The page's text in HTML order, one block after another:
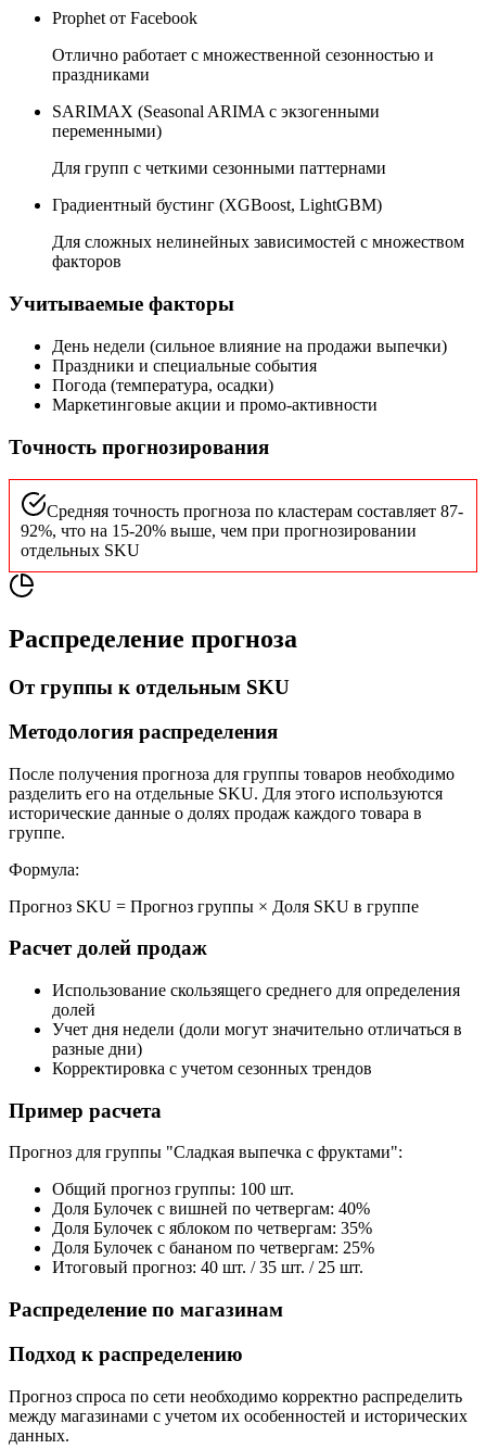
Prophet от Facebook
Отлично работает с множественной сезонностью и
праздниками
SARIMAX (Seasonal ARIMA с экзогенными
переменными)
Для групп с четкими сезонными паттернами
Градиентный бустинг (XGBoost, LightGBM)
Для сложных нелинейных зависимостей с множеством
факторов
Учитываемые факторы
День недели (сильное влияние на продажи выпечки)
Праздники и специальные события
Погода (температура, осадки)
Маркетинговые акции и промо-активности
Точность прогнозирования
Средняя точность прогноза по кластерам составляет 87-
92%, что на 15-20% выше, чем при прогнозировании
отдельных SKU
Распределение прогноза
От группы к отдельным SKU
Методология распределения
После получения прогноза для группы товаров необходимо
разделить его на отдельные SKU. Для этого используются
исторические данные о долях продаж каждого товара в
группе.
Формула:
Прогноз SKU = Прогноз группы × Доля SKU в группе
Расчет долей продаж
Использование скользящего среднего для определения
долей
Учет дня недели (доли могут значительно отличаться в
разные дни)
Корректировка с учетом сезонных трендов
Пример расчета
Прогноз для группы "Сладкая выпечка с фруктами":
Общий прогноз группы: 100 шт.
Доля Булочек с вишней по четвергам: 40%
Доля Булочек с яблоком по четвергам: 35%
Доля Булочек с бананом по четвергам: 25%
Итоговый прогноз: 40 шт. / 35 шт. / 25 шт.
Распределение по магазинам
Подход к распределению
Прогноз спроса по сети необходимо корректно распределить
между магазинами с учетом их особенностей и исторических
данных.